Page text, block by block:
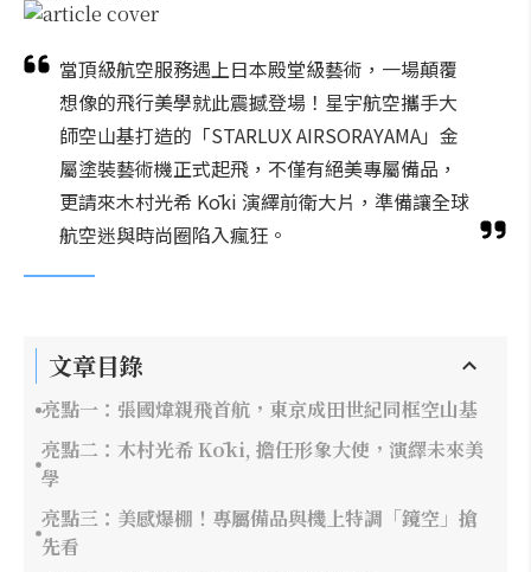
當頂級航空服務遇上日本殿堂級藝術，一場顛覆
想像的飛行美學就此震撼登場！星宇航空攜手大
師空山基打造的「STARLUX AIRSORAYAMA」金
屬塗裝藝術機正式起飛，不僅有絕美專屬備品，
更請來木村光希 Kōki 演繹前衛大片，準備讓全球
航空迷與時尚圈陷入瘋狂。
文章目錄
亮點一：張國煒親飛首航，東京成田世紀同框空山基
亮點二：木村光希 Kōki, 擔任形象大使，演繹未來美
學
亮點三：美感爆棚！專屬備品與機上特調「鏡空」搶
先看